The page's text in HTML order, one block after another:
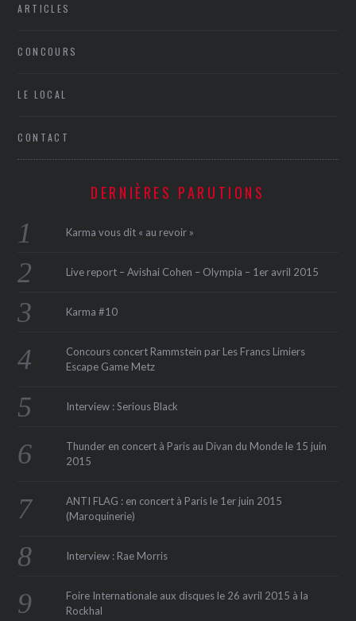
ARTICLES
CONCOURS
LE LOCAL
CONTACT
DERNIÈRES PARUTIONS
Karma vous dit « au revoir »
Live report – Avishai Cohen – Olympia – 1er avril 2015
Karma #10
Concours concert Rammstein par Les Francs Limiers
Escape Game Metz
Interview : Serious Black
Thunder en concert à Paris au Divan du Monde le 15 juin
2015
ANTI FLAG : en concert à Paris le 1er juin 2015
(Maroquinerie‏)
Interview : Rae Morris
Foire Internationale aux disques le 26 avril 2015 à la
Rockhal